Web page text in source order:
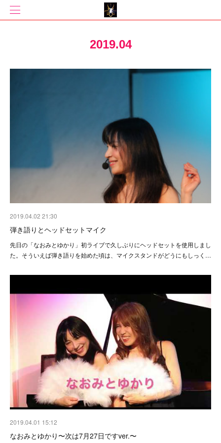
2019.04
2019.04.02 21:30
弾き語りとヘッドセットマイク
先日の「なおみとゆかり」初ライブで久しぶりにヘッドセットを使用しまし
た。そういえば弾き語りを始めた頃は、マイクスタンドがどうにもしっく…
2019.04.01 15:12
なおみとゆかり〜次は7月27日ですver.〜